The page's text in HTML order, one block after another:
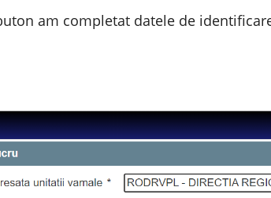
am completat datele de